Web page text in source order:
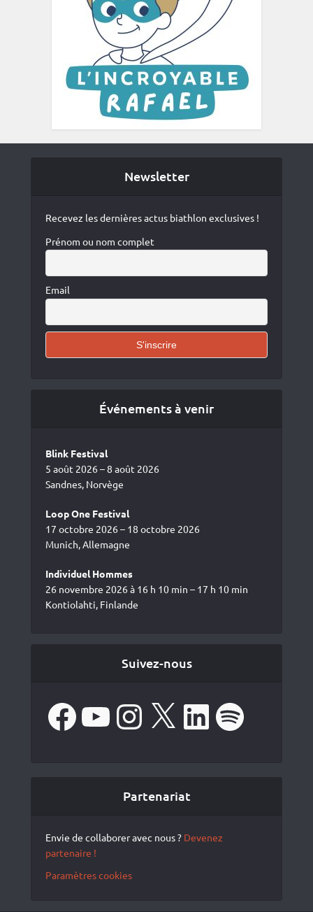
Newsletter
Recevez les dernières actus biathlon exclusives !
Prénom ou nom complet
Email
Événements à venir
Blink Festival
5 août 2026 – 8 août 2026
Sandnes, Norvège
Loop One Festival
17 octobre 2026 – 18 octobre 2026
Munich, Allemagne
Individuel Hommes
26 novembre 2026 à 16 h 10 min – 17 h 10 min
Kontiolahti, Finlande
Suivez-nous
FacebookYouTube Instagram LinkedIn Spotify
Partenariat
Envie de collaborer avec nous ? Devenez
partenaire !
Paramètres cookies